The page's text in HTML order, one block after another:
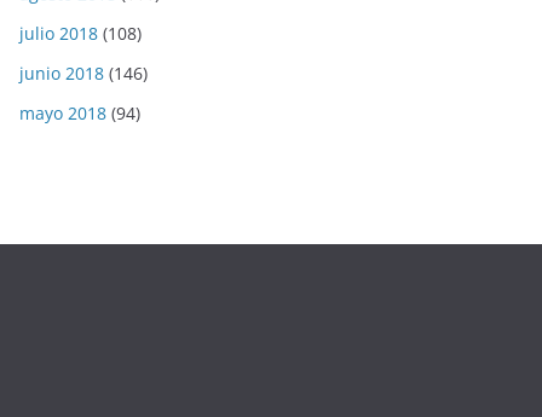
julio 2018 (108)
junio 2018 (146)
mayo 2018 (94)